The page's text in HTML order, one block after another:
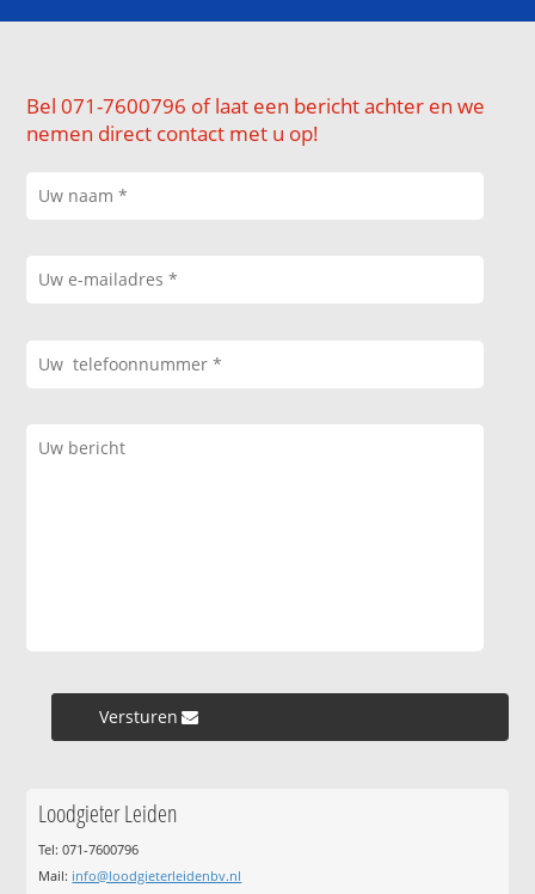
Bel 071-7600796 of laat een bericht achter en we
nemen direct contact met u op!
Versturen »
Loodgieter Leiden
Tel: 071-7600796
Mail: info@loodgieterleidenbv.nl